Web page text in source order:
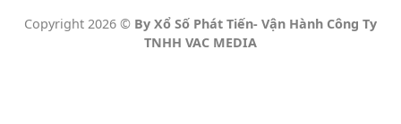
Copyright 2026 © By Xổ Số Phát Tiến- Vận Hành Công Ty
TNHH VAC MEDIA